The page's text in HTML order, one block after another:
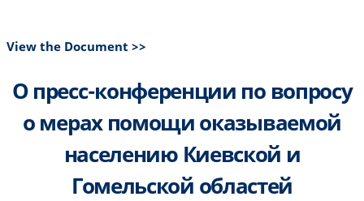
View the Document >>
О пресс-конференции по вопросу
о мерах помощи оказываемой
населению Киевской и
Гомельской областей